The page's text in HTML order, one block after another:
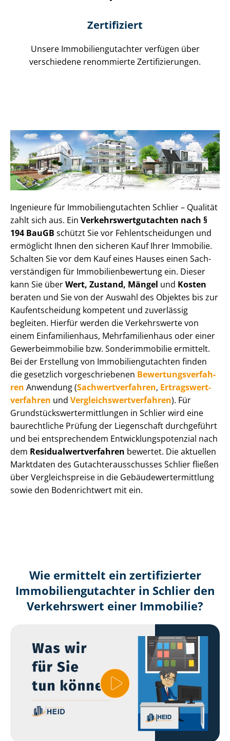
Zertifiziert
Unsere Immobilien­gutachter verfügen über
verschiedene renommierte Zer­ti­fi­zie­run­gen.
Ingenieure für Im­mo­bi­li­en­gut­ach­ten Schlier – Qualität
zahlt sich aus. Ein Ver­kehrs­wert­gut­ach­ten nach §
194 BauGB schützt Sie vor Fehl­ent­schei­dun­gen und
ermöglicht Ihnen den sicheren Kauf Ihrer Immobilie.
Schalten Sie vor dem Kauf eines Hauses einen Sach­
ver­stän­di­gen für Im­mo­bi­li­en­be­wer­tung ein. Dieser
kann Sie überWert, Zustand, Mängel und Kosten
beraten und Sie von der Auswahl des Objektes bis zur
Kauf­ent­schei­dung kompetent und zuverlässig
begleiten. Hierfür werden die Verkehrswerte von
einem Einfamilienhaus, Mehr­fa­mi­li­en­haus oder einer
Ge­wer­be­im­mo­bi­lie bzw. Sonderimmobilie ermittelt.
Bei der Erstellung von Im­mo­bi­li­en­gut­ach­ten finden
die gesetzlich vor­ge­schrie­be­nen Be­wer­tungs­ver­fah­
ren Anwendung (Sach­wert­ver­fah­ren, Er­trags­wert­
ver­fah­ren und Ver­gleichs­wert­ver­fah­ren). Für
Grund­stücks­wert­ermitt­lun­gen in Schlier wird eine
baurechtliche Prüfung der Liegenschaft durchgeführt
und bei entsprechendem Ent­wick­lungs­po­ten­zi­al nach
dem Re­si­du­al­wert­ver­fah­ren bewertet. Die aktuellen
Marktdaten des Gut­ach­ter­aus­schus­ses Schlier fließen
über Ver­gleichs­prei­se in die Ge­bäu­de­wert­ermitt­lung
sowie den Bodenrichtwert mit ein.
Wie ermittelt ein zertifizierter
Immobilien­gutachter in Schlier den
Verkehrswert einer Immobilie?